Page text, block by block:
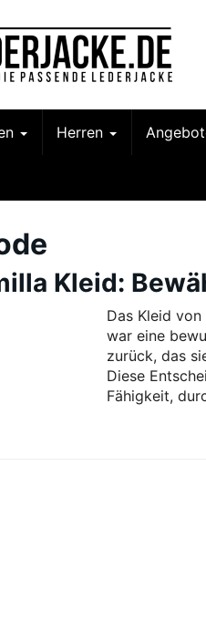
Herren
Kleid:
Das Kleid
war eine
zurück, das
Diese
Fähigkeit,